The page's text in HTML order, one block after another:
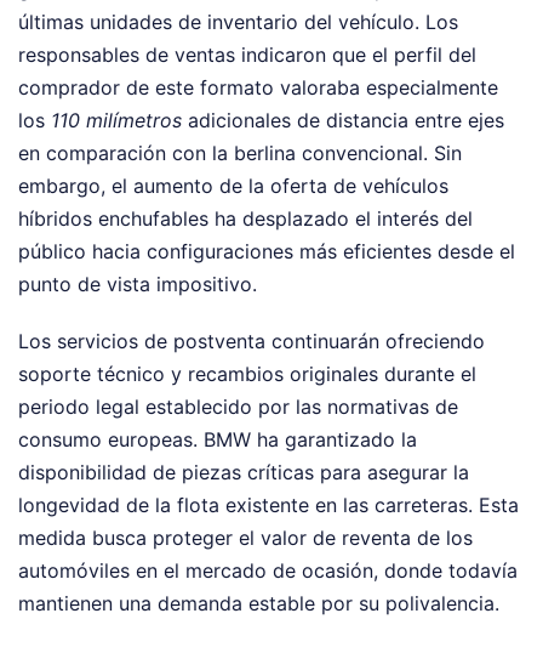
últimas unidades de inventario del vehículo. Los
responsables de ventas indicaron que el perfil del
comprador de este formato valoraba especialmente
los 110 milímetros adicionales de distancia entre ejes
en comparación con la berlina convencional. Sin
embargo, el aumento de la oferta de vehículos
híbridos enchufables ha desplazado el interés del
público hacia configuraciones más eficientes desde el
punto de vista impositivo.
Los servicios de postventa continuarán ofreciendo
soporte técnico y recambios originales durante el
periodo legal establecido por las normativas de
consumo europeas. BMW ha garantizado la
disponibilidad de piezas críticas para asegurar la
longevidad de la flota existente en las carreteras. Esta
medida busca proteger el valor de reventa de los
automóviles en el mercado de ocasión, donde todavía
mantienen una demanda estable por su polivalencia.